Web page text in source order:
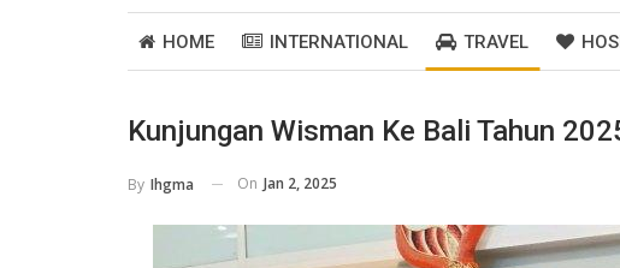
HOME INTERNATIONAL TRAVEL
Kunjungan Wisman Ke Bali Tahun
By Ihgma On Jan 2, 2025
HOTELS